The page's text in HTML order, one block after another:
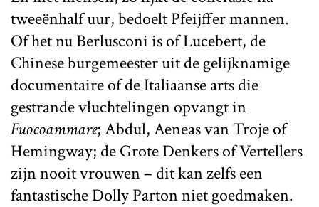
tweeënhalf uur, bedoelt Pfeijffer mannen.
Of het nu Berlusconi is of Lucebert, de
Chinese burgemeester uit de gelijknamige
documentaire of de Italiaanse arts die
gestrande vluchtelingen opvangt in
Fuocoammare; Abdul, Aeneas van Troje of
Hemingway; de Grote Denkers of Vertellers
zijn nooit vrouwen – dit kan zelfs een
fantastische Dolly Parton niet goedmaken.